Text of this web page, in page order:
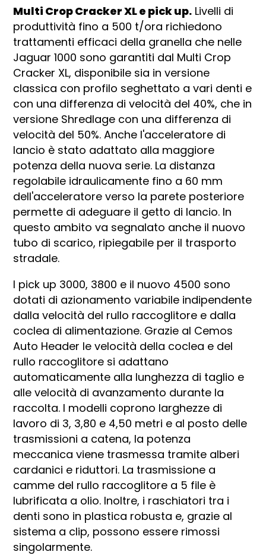
Multi Crop Cracker XL e pick up. Livelli di
produttività fino a 500 t/ora richiedono
trattamenti efficaci della granella che nelle
Jaguar 1000 sono garantiti dal Multi Crop
Cracker XL, disponibile sia in versione
classica con profilo seghettato a vari denti e
con una differenza di velocità del 40%, che in
versione Shredlage con una differenza di
velocità del 50%. Anche l'acceleratore di
lancio è stato adattato alla maggiore
potenza della nuova serie. La distanza
regolabile idraulicamente fino a 60 mm
dell'acceleratore verso la parete posteriore
permette di adeguare il getto di lancio. In
questo ambito va segnalato anche il nuovo
tubo di scarico, ripiegabile per il trasporto
stradale.
I pick up 3000, 3800 e il nuovo 4500 sono
dotati di azionamento variabile indipendente
dalla velocità del rullo raccoglitore e dalla
coclea di alimentazione. Grazie al Cemos
Auto Header le velocità della coclea e del
rullo raccoglitore si adattano
automaticamente alla lunghezza di taglio e
alle velocità di avanzamento durante la
raccolta. I modelli coprono larghezze di
lavoro di 3, 3,80 e 4,50 metri e al posto delle
trasmissioni a catena, la potenza
meccanica viene trasmessa tramite alberi
cardanici e riduttori. La trasmissione a
camme del rullo raccoglitore a 5 file è
lubrificata a olio. Inoltre, i raschiatori tra i
denti sono in plastica robusta e, grazie al
sistema a clip, possono essere rimossi
singolarmente.